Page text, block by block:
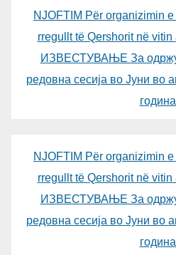
NJOFTIM Për organizimin
rregullt të Qershorit në
ИЗВЕСТУВАЊЕ За
редовна сесија во Јуни во
NJOFTIM Për organizimin
rregullt të Qershorit në
ИЗВЕСТУВАЊЕ За
редовна сесија во Јуни во